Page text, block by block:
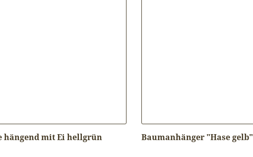
hängend mit Ei hellgrün Baumanhänger "Hase gelb"